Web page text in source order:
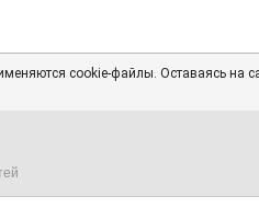
cookie-файлы. Оставаясь на